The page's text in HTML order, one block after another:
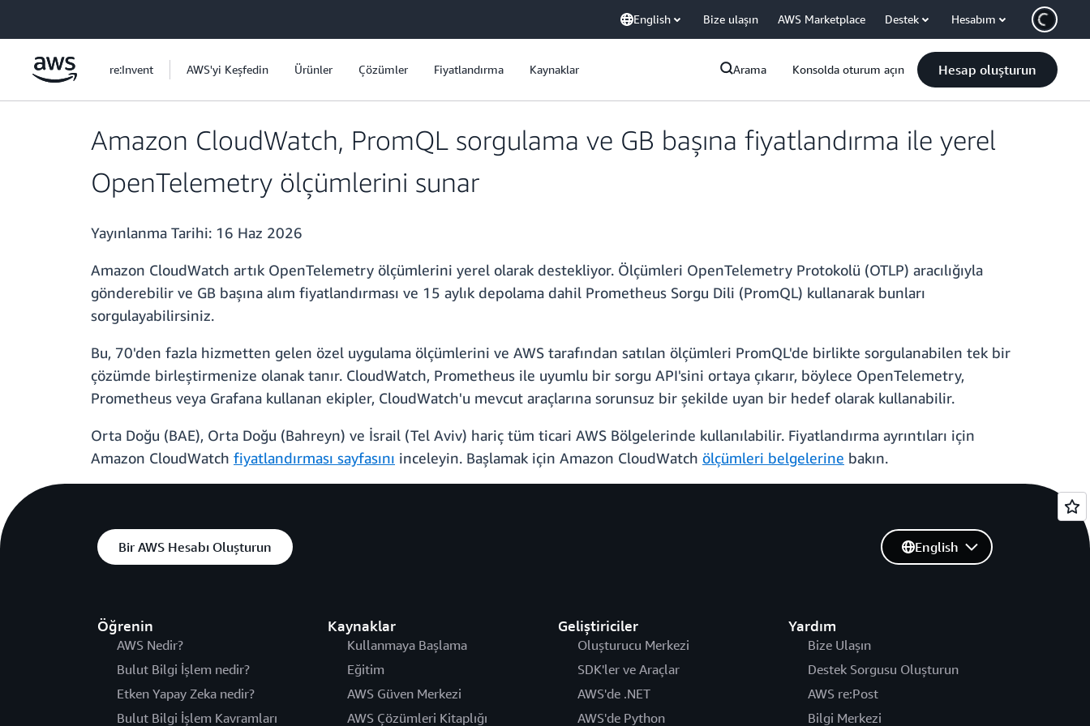
English Bize ulaşın AWS Marketplace Destek Hesabım
re:Invent AWS'yi Keşfedin Ürünler Çözümler Fiyatlandırma Kaynaklar Arama Konsolda oturum açın Hesap oluşturun
Amazon CloudWatch, PromQL sorgulama ve GB başına fiyatlandırma ile yerel
OpenTelemetry ölçümlerini sunar
Yayınlanma Tarihi: 16 Haz 2026
Amazon CloudWatch artık OpenTelemetry ölçümlerini yerel olarak destekliyor. Ölçümleri OpenTelemetry Protokolü (OTLP) aracılığıyla
gönderebilir ve GB başına alım fiyatlandırması ve 15 aylık depolama dahil Prometheus Sorgu Dili (PromQL) kullanarak bunları
sorgulayabilirsiniz.
Bu, 70'den fazla hizmetten gelen özel uygulama ölçümlerini ve AWS tarafından satılan ölçümleri PromQL'de birlikte sorgulanabilen tek bir
çözümde birleştirmenize olanak tanır. CloudWatch, Prometheus ile uyumlu bir sorgu API'sini ortaya çıkarır, böylece OpenTelemetry,
Prometheus veya Grafana kullanan ekipler, CloudWatch'u mevcut araçlarına sorunsuz bir şekilde uyan bir hedef olarak kullanabilir.
Orta Doğu (BAE), Orta Doğu (Bahreyn) ve İsrail (Tel Aviv) hariç tüm ticari AWS Bölgelerinde kullanılabilir. Fiyatlandırma ayrıntıları için
Amazon CloudWatch fiyatlandırması sayfasını inceleyin. Başlamak için Amazon CloudWatch ölçümleri belgelerine bakın.
Bir AWS Hesabı Oluşturun
Öğrenin
AWS Nedir?
Bulut Bilgi İşlem nedir?
Etken Yapay Zeka nedir?
Bulut Bilgi İşlem Kavramları
Kaynaklar
Kullanmaya Başlama
Eğitim
AWS Güven Merkezi
AWS Çözümleri Kitaplığı
Geliştiriciler
Oluşturucu Merkezi
SDK'ler ve Araçlar
AWS'de .NET
AWS'de Python
Yardım
Bize Ulaşın
Destek Sorgusu Oluşturun
AWS re:Post
Bilgi Merkezi
English